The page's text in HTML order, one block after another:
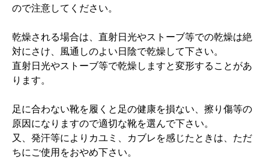
ので注意してください。
乾燥される場合は、直射日光やストーブ等での乾燥は絶
対にさけ、風通しのよい日陰で乾燥して下さい。
直射日光やストーブ等で乾燥しますと変形することがあ
ります。
足に合わない靴を履くと足の健康を損ない、擦り傷等の
原因になりますので適切な靴を選んで下さい。
又、発汗等によりカユミ、カブレを感じたときは、ただ
ちにご使用をおやめ下さい。